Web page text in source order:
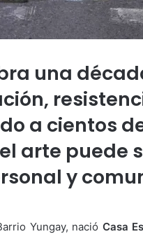
una
a cientos
arte puede
y
Yungay, nació Casa